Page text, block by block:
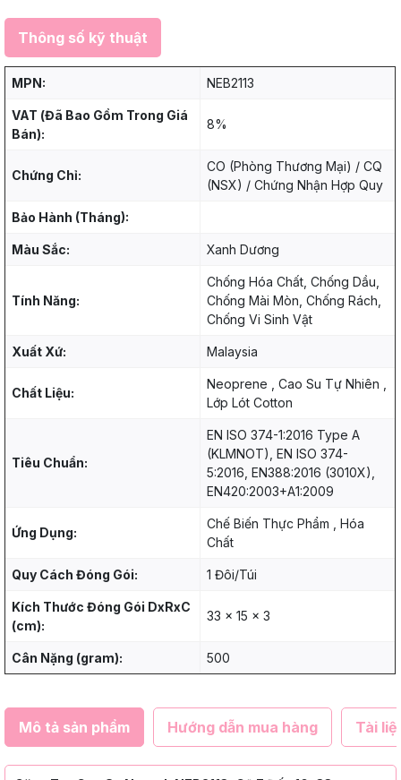
Thông số kỹ thuật
MPN: NEB2113
VAT (Đã Bao Gồm Trong Giá
Bán):
8%
Chứng Chỉ:
CO (Phòng Thương Mại) / CQ
(NSX) / Chứng Nhận Hợp Quy
Bảo Hành (Tháng):
Màu Sắc: Xanh Dương
Tính Năng:
Chống Hóa Chất, Chống Dầu,
Chống Mài Mòn, Chống Rách,
Chống Vi Sinh Vật
Xuất Xứ: Malaysia
Chất Liệu:
Neoprene , Cao Su Tự Nhiên ,
Lớp Lót Cotton
Tiêu Chuẩn:
EN ISO 374-1:2016 Type A
(KLMNOT), EN ISO 374-
5:2016, EN388:2016 (3010X),
EN420:2003+A1:2009
Ứng Dụng:
Chế Biến Thực Phẩm , Hóa
Chất
Quy Cách Đóng Gói: 1 Đôi/Túi
Kích Thước Đóng Gói DxRxC
(cm):
33 x 15 x 3
Cân Nặng (gram): 500
Mô tả sản phẩm Hướng dẫn mua hàng Tài